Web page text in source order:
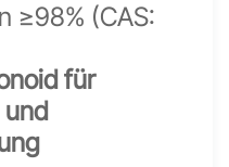
≥98% (CAS:
für
und